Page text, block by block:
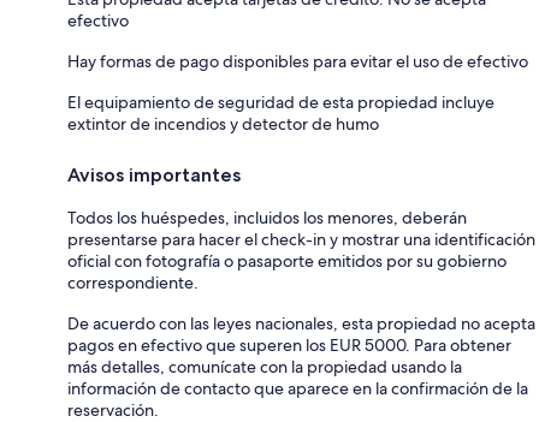
efectivo
Hay formas de pago disponibles para evitar el uso de efectivo
El equipamiento de seguridad de esta propiedad incluye
extintor de incendios y detector de humo
Avisos importantes
Todos los huéspedes, incluidos los menores, deberán
presentarse para hacer el check-in y mostrar una identificación
oficial con fotografía o pasaporte emitidos por su gobierno
correspondiente.
De acuerdo con las leyes nacionales, esta propiedad no acepta
pagos en efectivo que superen los EUR 5000. Para obtener
más detalles, comunícate con la propiedad usando la
información de contacto que aparece en la confirmación de la
reservación.